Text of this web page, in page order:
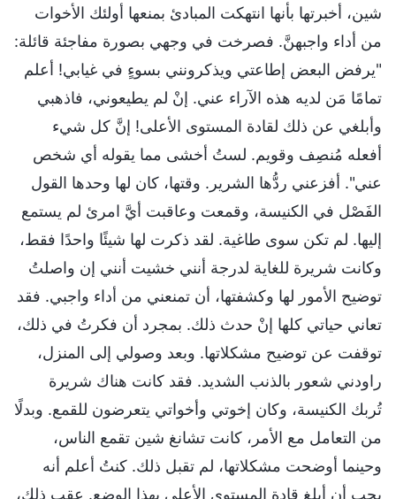
شين، أخبرتها بأنها انتهكت المبادئ بمنعها أولئك الأخوات
من أداء واجبهنَّ. فصرخت في وجهي بصورة مفاجئة قائلة:
"يرفض البعض إطاعتي ويذكرونني بسوءٍ في غيابي! أعلم
تمامًا مَن لديه هذه الآراء عني. إنْ لم يطيعوني، فاذهبي
وأبلغي عن ذلك لقادة المستوى الأعلى! إنَّ كل شيء
أفعله مُنصِف وقويم. لستُ أخشى مما يقوله أي شخص
عني". أفزعني ردُّها الشرير. وقتها، كان لها وحدها القول
الفَصْل في الكنيسة، وقمعت وعاقبت أيَّ امرئ لم يستمع
إليها. لم تكن سوى طاغية. لقد ذكرت لها شيئًا واحدًا فقط،
وكانت شريرة للغاية لدرجة أنني خشيت أنني إن واصلتُ
توضيح الأمور لها وكشفتها، أن تمنعني من أداء واجبي. فقد
تعاني حياتي كلها إنْ حدث ذلك. بمجرد أن فكرتُ في ذلك،
توقفت عن توضيح مشكلاتها. وبعد وصولي إلى المنزل،
راودني شعور بالذنب الشديد. فقد كانت هناك شريرة
تُربك الكنيسة، وكان إخوتي وأخواتي يتعرضون للقمع. وبدلًا
من التعامل مع الأمر، كانت تشانغ شين تقمع الناس،
وحينما أوضحت مشكلاتها، لم تقبل ذلك. كنتُ أعلم أنه
يجب أن أبلغ قادة المستوى الأعلى بهذا الوضع. عقب ذلك،